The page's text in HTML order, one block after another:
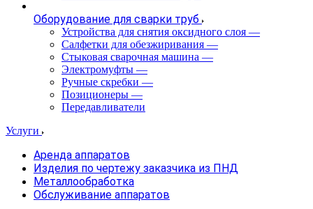
Оборудование для сварки труб
Устройства для снятия оксидного слоя —
Салфетки для обезжиривания —
Стыковая сварочная машина —
Электромуфты —
Ручные скребки —
Позиционеры —
Передавливатели
Услуги
Аренда аппаратов
Изделия по чертежу заказчика из ПНД
Металлообработка
Обслуживание аппаратов